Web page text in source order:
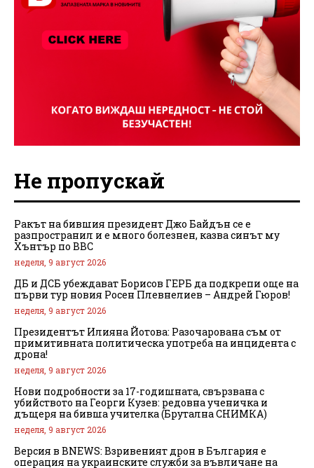
Не пропускай
Ракът на бившия президент Джо Байдън се е
разпространил и е много болезнен, казва синът му
Хънтър по BBC
неделя, 9 август 2026
ДБ и ДСБ убеждават Борисов ГЕРБ да подкрепи още на
първи тур новия Росен Плевнелиев – Андрей Гюров!
неделя, 9 август 2026
Президентът Илияна Йотова: Разочарована съм от
примитивната политическа употреба на инцидента с
дрона!
неделя, 9 август 2026
Нови подробности за 17-годишната, свързвана с
убийството на Георги Кузев: редовна ученичка и
дъщеря на бивша учителка (Брутална СНИМКА)
неделя, 9 август 2026
Версия в BNEWS: Взривеният дрон в България е
операция на украинските служби за въвличане на